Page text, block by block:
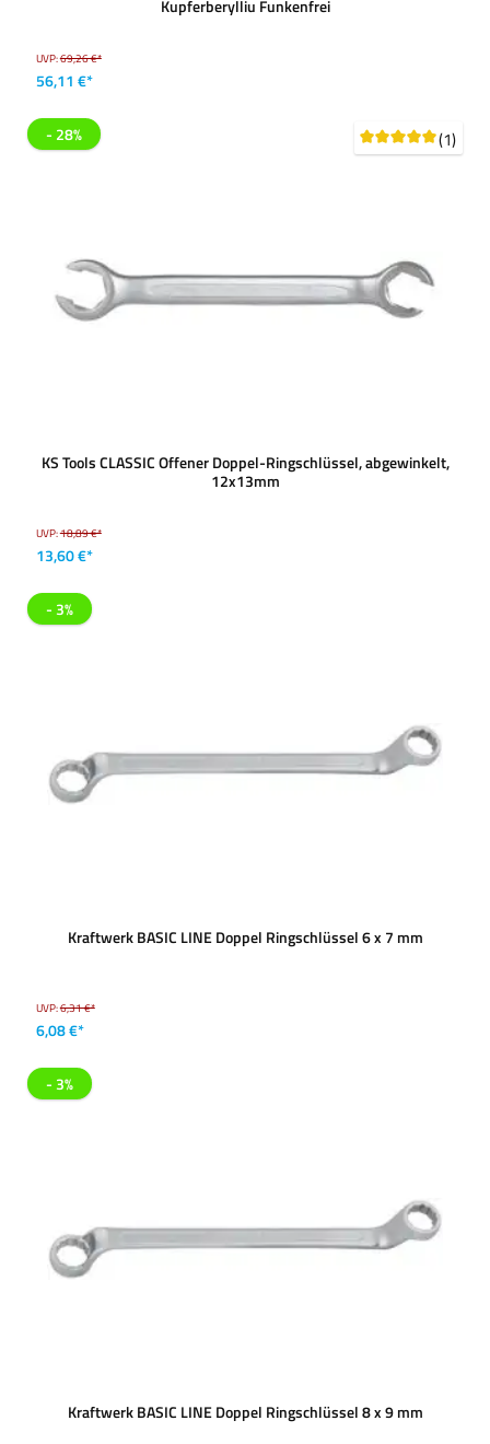
Kupferberylliu Funkenfrei
UVP:69,26 €*
56,11 €*
- 28% (1)
KS Tools CLASSIC Offener Doppel-Ringschlüssel, abgewinkelt,
12x13mm
UVP:18,89 €*
13,60 €*
- 3%
Kraftwerk BASIC LINE Doppel Ringschlüssel 6 x 7 mm
UVP:6,31 €*
6,08 €*
- 3%
Kraftwerk BASIC LINE Doppel Ringschlüssel 8 x 9 mm